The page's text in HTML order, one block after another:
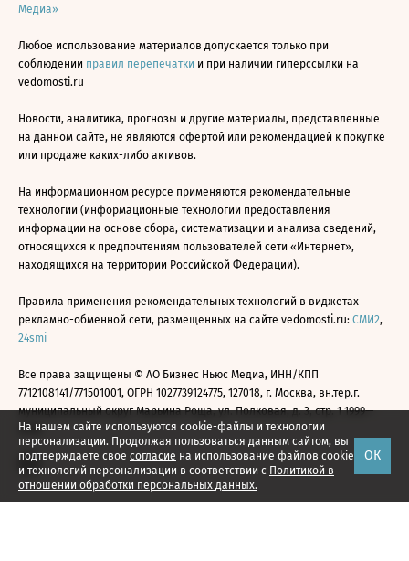
На нашем сайте используются cookie-файлы и технологии
персонализации. Продолжая пользоваться данным сайтом, вы
подтверждаете свое согласие на использование файлов cookie
и технологий персонализации в соответствии с Политикой в
отношении обработки персональных данных.
ОК
Медиа»
Любое использование материалов допускается только при
соблюдении правил перепечатки и при наличии гиперссылки на
vedomosti.ru
Новости, аналитика, прогнозы и другие материалы, представленные
на данном сайте, не являются офертой или рекомендацией к покупке
или продаже каких-либо активов.
На информационном ресурсе применяются рекомендательные
технологии (информационные технологии предоставления
информации на основе сбора, систематизации и анализа сведений,
относящихся к предпочтениям пользователей сети «Интернет»,
находящихся на территории Российской Федерации).
Правила применения рекомендательных технологий в виджетах
рекламно-обменной сети, размещенных на сайте vedomosti.ru: СМИ2,
24smi
Все права защищены © АО Бизнес Ньюс Медиа, ИНН/КПП
7712108141/771501001, ОГРН 1027739124775, 127018, г. Москва, вн.тер.г.
муниципальный округ Марьина Роща, ул. Полковая, д. 3, стр. 1 1999—
2026